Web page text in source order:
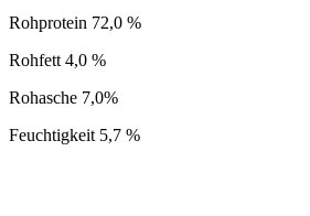
Rohprotein 72,0 %
Rohfett 4,0 %
Rohasche 7,0%
Feuchtigkeit 5,7 %